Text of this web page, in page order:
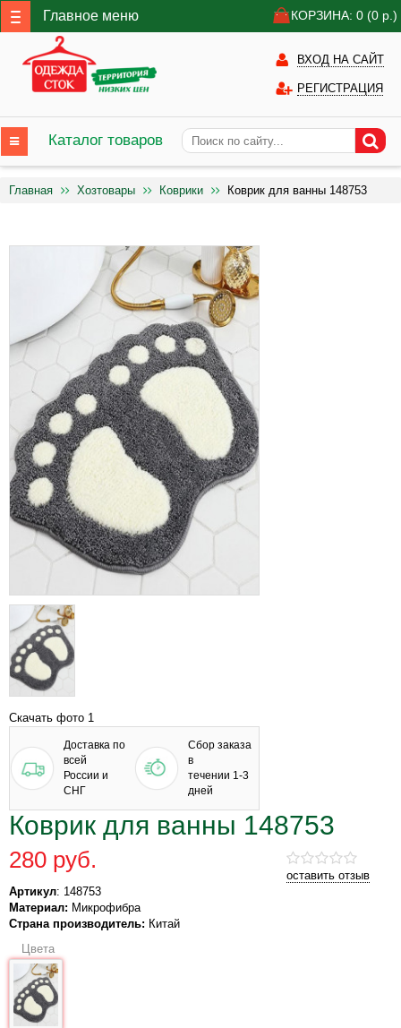
Главное меню КОРЗИНА: 0 (0 р.)
ВХОД НА САЙТ
РЕГИСТРАЦИЯ
Каталог товаров
Главная Хозтовары Коврики Коврик для ванны 148753
Скачать фото 1
Доставка по
всей
России и
СНГ
Сбор заказа
в
течении 1-3
дней
Коврик для ванны 148753
оставить отзыв
280 руб.
Артикул: 148753
Материал: Микрофибра
Страна производитель: Китай
Цвета